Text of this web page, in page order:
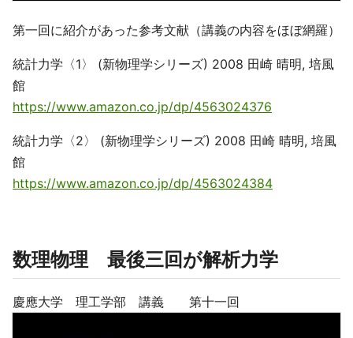
第一回に紹介があった参考文献（講義の内容をほぼ網羅）
統計力学〈1〉 (新物理学シリーズ) 2008 田崎 晴明, 培風
館
https://www.amazon.co.jp/dp/4563024376
統計力学〈2〉 (新物理学シリーズ) 2008 田崎 晴明, 培風
館
https://www.amazon.co.jp/dp/4563024384
数理物理 最後三回が解析力学
慶應大学 理工学部 講義 第十一回